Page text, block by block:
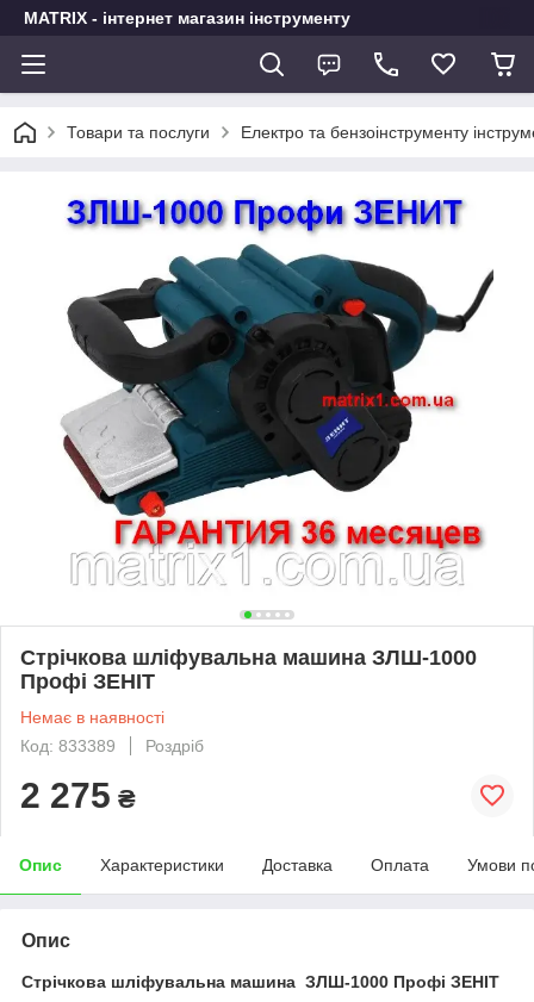
MATRIX - інтернет магазин інструменту
Товари та послуги Електро та бензоінструменту
Стрічкова шліфувальна машина ЗЛШ-1000
Профі ЗЕНІТ
Немає в наявності
Код: 833389
Роздріб
2 275 ₴
Опис Характеристики Доставка Оплата Умови
Опис
Стрічкова шліфувальна машина ЗЛШ-1000 Профі ЗЕНІТ